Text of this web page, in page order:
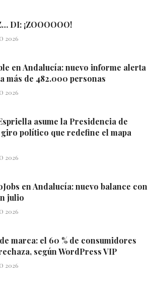
DI: ¡ZOOOOOO!
2026
en Andalucía: nuevo informe alerta
más de 482.000 personas
2026
asume la Presidencia de
político que redefine el mapa
2026
en Andalucía: nuevo balance con
julio
2026
marca: el 60 % de consumidores
según WordPress VIP
2026